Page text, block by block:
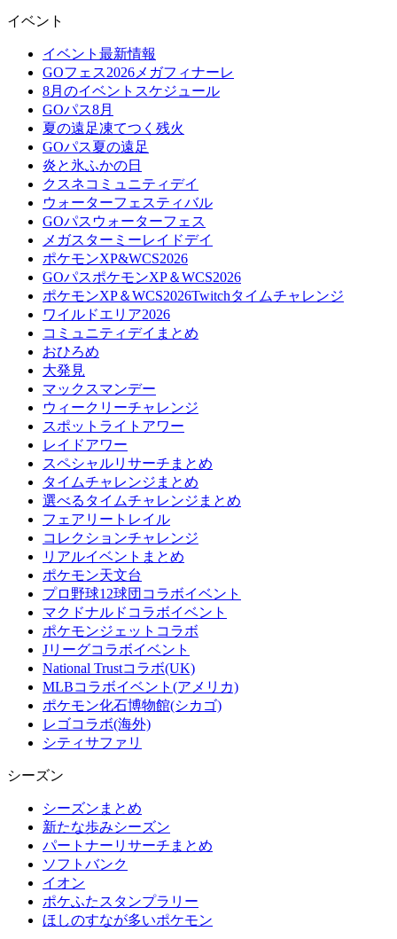
イベント
イベント最新情報
GOフェス2026メガフィナーレ
8月のイベントスケジュール
GOパス8月
夏の遠足凍てつく残火
GOパス夏の遠足
炎と氷ふかの日
クスネコミュニティデイ
ウォーターフェスティバル
GOパスウォーターフェス
メガスターミーレイドデイ
ポケモンXP&WCS2026
GOパスポケモンXP＆WCS2026
ポケモンXP＆WCS2026Twitchタイムチャレンジ
ワイルドエリア2026
コミュニティデイまとめ
おひろめ
大発見
マックスマンデー
ウィークリーチャレンジ
スポットライトアワー
レイドアワー
スペシャルリサーチまとめ
タイムチャレンジまとめ
選べるタイムチャレンジまとめ
フェアリートレイル
コレクションチャレンジ
リアルイベントまとめ
ポケモン天文台
プロ野球12球団コラボイベント
マクドナルドコラボイベント
ポケモンジェットコラボ
Jリーグコラボイベント
National Trustコラボ(UK)
MLBコラボイベント(アメリカ)
ポケモン化石博物館(シカゴ)
レゴコラボ(海外)
シティサファリ
シーズン
シーズンまとめ
新たな歩みシーズン
パートナーリサーチまとめ
ソフトバンク
イオン
ポケふたスタンプラリー
ほしのすなが多いポケモン